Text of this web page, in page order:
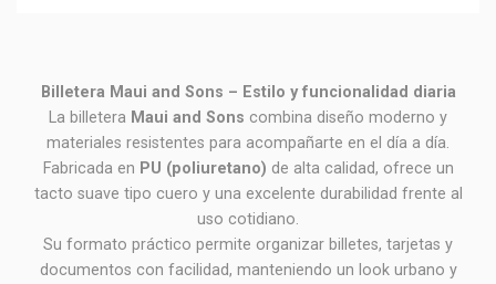
Billetera Maui and Sons – Estilo y funcionalidad diaria
La billetera Maui and Sons combina diseño moderno y
materiales resistentes para acompañarte en el día a día.
Fabricada en PU (poliuretano) de alta calidad, ofrece un
tacto suave tipo cuero y una excelente durabilidad frente al
uso cotidiano.
Su formato práctico permite organizar billetes, tarjetas y
documentos con facilidad, manteniendo un look urbano y